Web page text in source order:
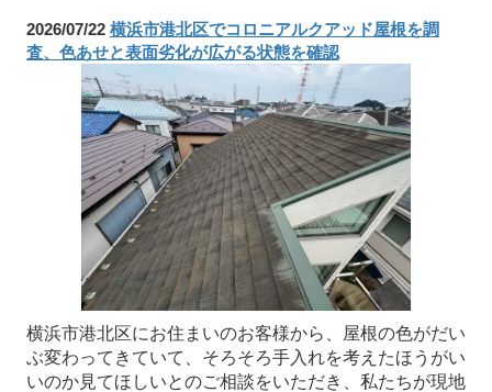
2026/07/22 横浜市港北区でコロニアルクアッド屋根を調
査、色あせと表面劣化が広がる状態を確認
横浜市港北区にお住まいのお客様から、屋根の色がだい
ぶ変わってきていて、そろそろ手入れを考えたほうがい
いのか見てほしいとのご相談をいただき、私たちが現地